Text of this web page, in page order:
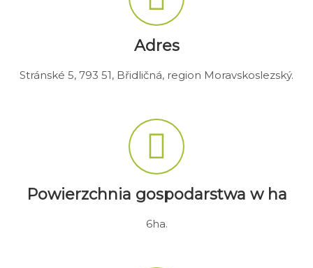
Adres
Stránské 5, 793 51, Břidličná, region Moravskoslezský.
Powierzchnia gospodarstwa w ha
6ha.